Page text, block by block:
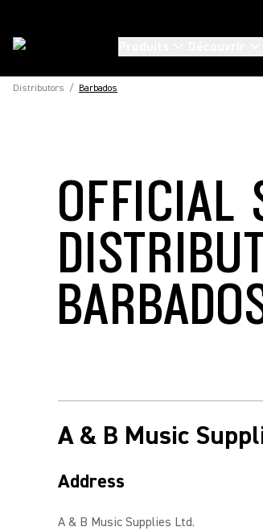
Distributors / Barbados
OFFICIAL
A & B Music
Address
A & B Music Supplies Ltd.